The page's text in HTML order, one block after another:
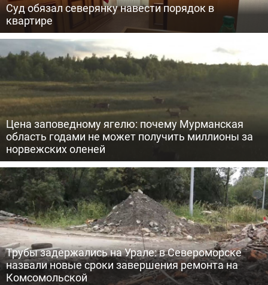
Суд обязал северянку навести порядок в
квартире
Цена заповедному ягелю: почему Мурманская
область годами не может получить миллионы за
норвежских оленей
Трубы задержались на Урале: в Североморске
назвали новые сроки завершения ремонта на
Комсомольской